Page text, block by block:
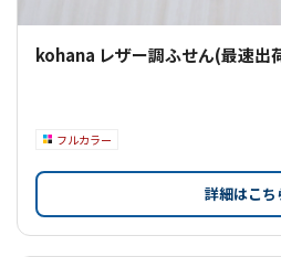
kohana レザー調ふせん(最速出
フルカラー
詳細はこち